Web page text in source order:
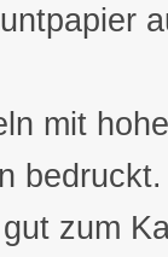
mit
zum